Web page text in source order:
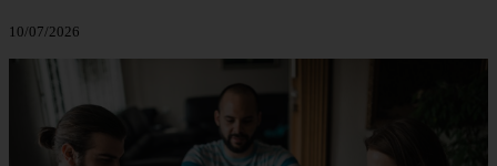
10/07/2026